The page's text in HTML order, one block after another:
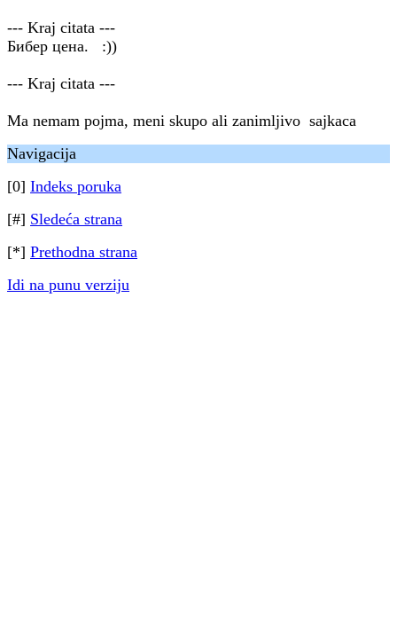
--- Kraj citata ---
Бибер цена. :))
--- Kraj citata ---
Ma nemam pojma, meni skupo ali zanimljivo sajkaca
Navigacija
[0] Indeks poruka
[#] Sledeća strana
[*] Prethodna strana
Idi na punu verziju